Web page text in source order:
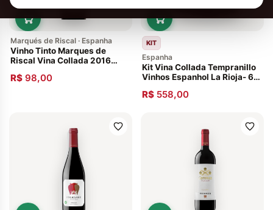
Marqués de Riscal · Espanha
Vinho Tinto Marques de
Riscal Vina Collada 2016
R$ 98,00
KIT
Espanha
Kit Vina Collada Tempranillo
Vinhos Espanhol La Rioja- 6
R$ 558,00